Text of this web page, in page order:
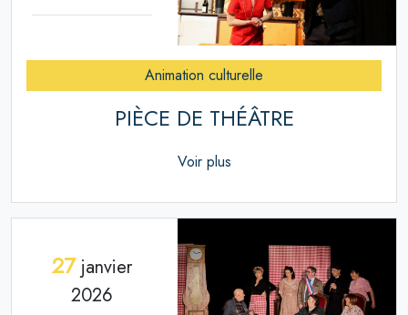
Animation culturelle
PIÈCE DE THÉÂTRE
Voir plus
27janvier
2026